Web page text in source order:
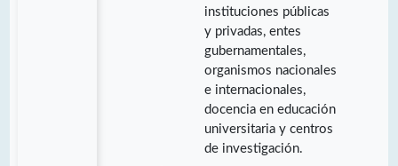
instituciones públicas
y privadas, entes
gubernamentales,
organismos nacionales
e internacionales,
docencia en educación
universitaria y centros
de investigación.